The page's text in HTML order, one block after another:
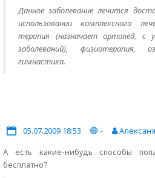
Данное заболевание лечится
использовании комплексного
терапия (назначает ортопед, с
заболеваний), физиотерапия,
гимнастика.
05.07.2009 18:53 -
А есть какие-нибудь способы
бесплатно?